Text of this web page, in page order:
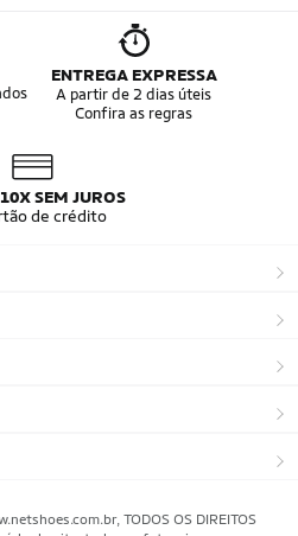
ENTREGA EXPRESSA
A partir de 2 dias úteis
Confira as regras
SEM JUROS
de crédito
TODOS OS DIREITOS